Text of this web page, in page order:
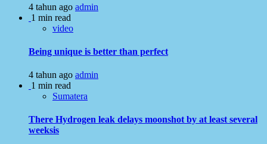
4 tahun ago admin
1 min read
video
Being unique is better than perfect
4 tahun ago admin
1 min read
Sumatera
There Hydrogen leak delays moonshot by at least several
weeksis